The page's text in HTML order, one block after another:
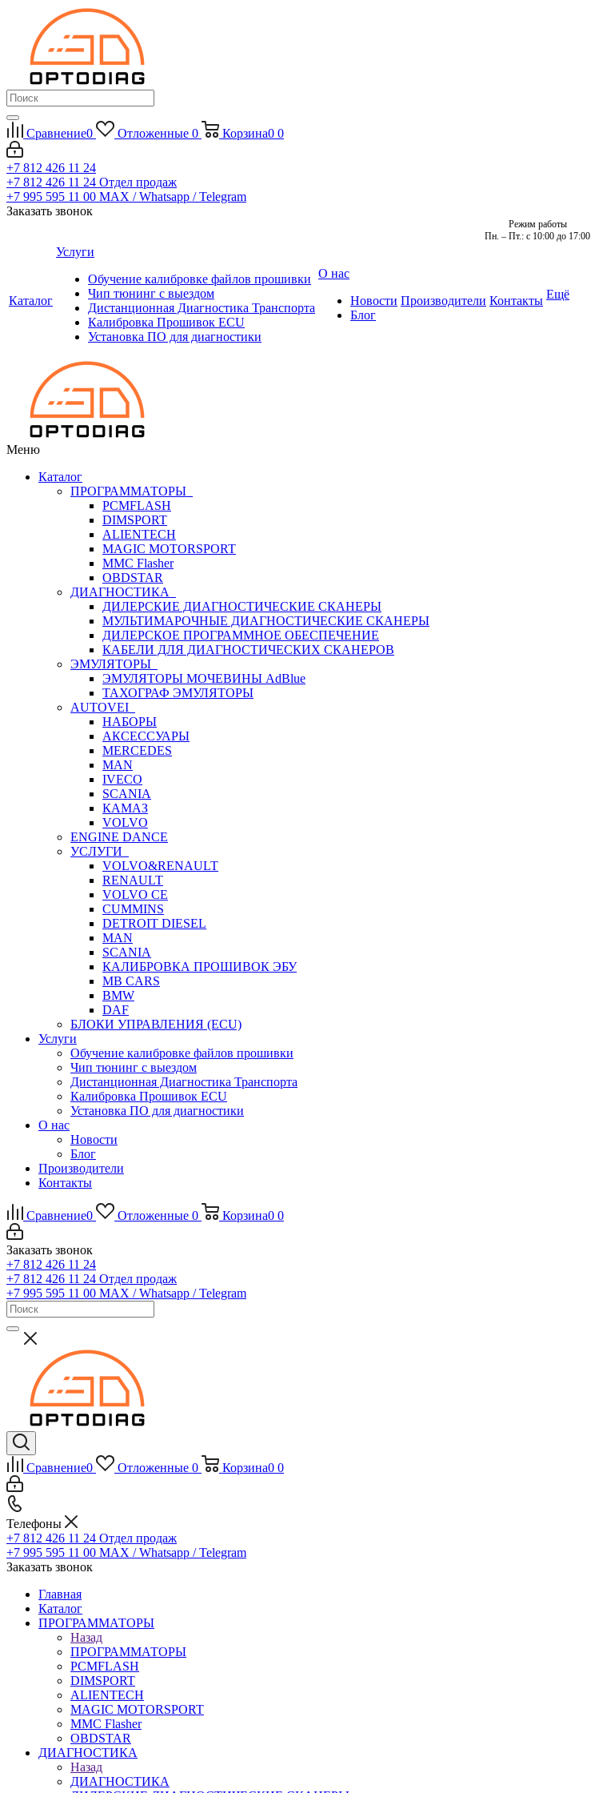
Сравнение0 Отложенные 0 Корзина0 0
+7 812 426 11 24
+7 812 426 11 24 Отдел продаж
+7 995 595 11 00 MAX / Whatsapp / Telegram
Заказать звонок
Режим работы
Пн. – Пт.: с 10:00 до 17:00
Каталог
Услуги
Обучение калибровке файлов прошивки
Чип тюнинг с выездом
Дистанционная Диагностика Транспорта
Калибровка Прошивок ECU
Установка ПО для диагностики
О нас
Новости
Блог
Производители Контакты Ещё
Меню
Каталог
ПРОГРАММАТОРЫ
PCMFLASH
DIMSPORT
ALIENTECH
MAGIC MOTORSPORT
MMC Flasher
OBDSTAR
ДИАГНОСТИКА
ДИЛЕРСКИЕ ДИАГНОСТИЧЕСКИЕ СКАНЕРЫ
МУЛЬТИМАРОЧНЫЕ ДИАГНОСТИЧЕСКИЕ СКАНЕРЫ
ДИЛЕРСКОЕ ПРОГРАММНОЕ ОБЕСПЕЧЕНИЕ
КАБЕЛИ ДЛЯ ДИАГНОСТИЧЕСКИХ СКАНЕРОВ
ЭМУЛЯТОРЫ
ЭМУЛЯТОРЫ МОЧЕВИНЫ АdBlue
ТАХОГРАФ ЭМУЛЯТОРЫ
AUTOVEI
НАБОРЫ
АКСЕССУАРЫ
MERCEDES
MAN
IVECO
SCANIA
КАМАЗ
VOLVO
ENGINE DANCE
УСЛУГИ
VOLVO&RENAULT
RENAULT
VOLVO CE
CUMMINS
DETROIT DIESEL
MAN
SCANIA
КАЛИБРОВКА ПРОШИВОК ЭБУ
MB CARS
BMW
DAF
БЛОКИ УПРАВЛЕНИЯ (ECU)
Услуги
Обучение калибровке файлов прошивки
Чип тюнинг с выездом
Дистанционная Диагностика Транспорта
Калибровка Прошивок ECU
Установка ПО для диагностики
О нас
Новости
Блог
Производители
Контакты
Сравнение0 Отложенные 0 Корзина0 0
Заказать звонок
+7 812 426 11 24
+7 812 426 11 24 Отдел продаж
+7 995 595 11 00 MAX / Whatsapp / Telegram
Сравнение0 Отложенные 0 Корзина0 0
Телефоны
+7 812 426 11 24 Отдел продаж
+7 995 595 11 00 MAX / Whatsapp / Telegram
Заказать звонок
Главная
Каталог
ПРОГРАММАТОРЫ
Назад
ПРОГРАММАТОРЫ
PCMFLASH
DIMSPORT
ALIENTECH
MAGIC MOTORSPORT
MMC Flasher
OBDSTAR
ДИАГНОСТИКА
Назад
ДИАГНОСТИКА